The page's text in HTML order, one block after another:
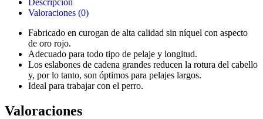
Valoraciones (0)
Fabricado en curogan de alta calidad sin níquel con aspecto
de oro rojo.
Adecuado para todo tipo de pelaje y longitud.
Los eslabones de cadena grandes reducen la rotura del cabello
y, por lo tanto, son óptimos para pelajes largos.
Ideal para trabajar con el perro.
Valoraciones